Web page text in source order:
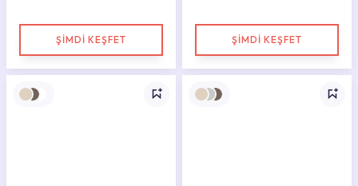
ŞİMDİ KEŞFET ŞİMDİ KEŞFET